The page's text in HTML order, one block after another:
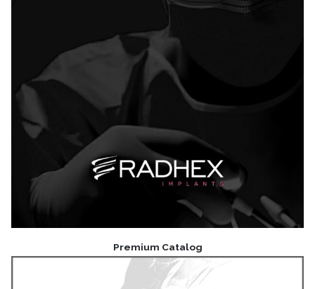
Premium Catalog